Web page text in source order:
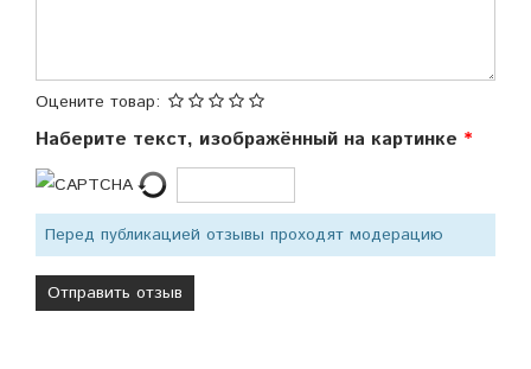
Оцените товар:
Наберите текст, изображённый на картинке
Перед публикацией отзывы проходят модерацию